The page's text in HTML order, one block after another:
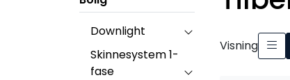
Downlight
Skinnesystem 1-
fase
Visning